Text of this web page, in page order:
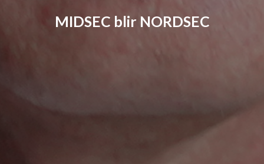
MIDSEC blir NORDSEC